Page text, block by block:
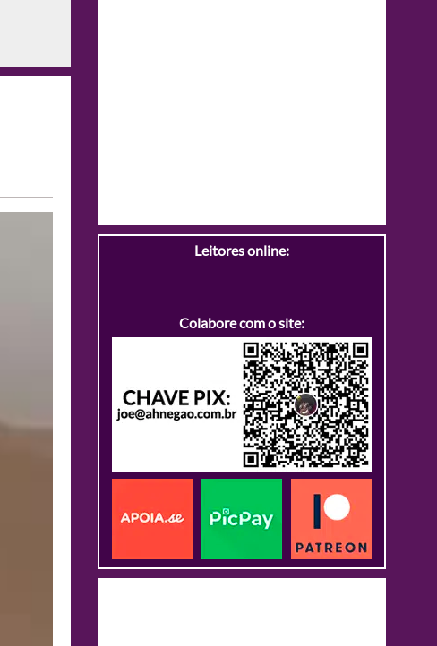
Leitores online:
Colabore com o site: